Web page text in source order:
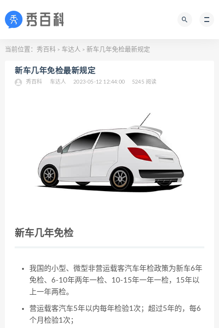
当前位置： 秀百科 > 车达人 > 新车几年免检最新规定
新车几年免检最新规定
秀百科 车达人 2023-05-12 12:44:00 5245 阅读
新车几年免检
我国的小型、微型非营运载客汽车年检政策为新车6年
免检、6-10年两年一检、10-15年一年一检，15年以
上一年两检。
营运载客汽车5年以内每年检验1次；超过5年的，每6
个月检验1次；